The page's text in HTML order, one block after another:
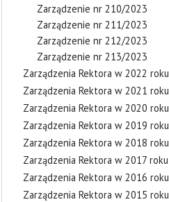
Zarządzenie nr 210/2023
Zarządzenie nr 211/2023
Zarządzenie nr 212/2023
Zarządzenie nr 213/2023
Zarządzenia Rektora w 2022 roku
Zarządzenia Rektora w 2021 roku
Zarządzenia Rektora w 2020 roku
Zarządzenia Rektora w 2019 roku
Zarządzenia Rektora w 2018 roku
Zarządzenia Rektora w 2017 roku
Zarządzenia Rektora w 2016 roku
Zarządzenia Rektora w 2015 roku